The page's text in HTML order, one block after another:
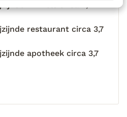
restaurant circa 3,7
apotheek circa 3,7